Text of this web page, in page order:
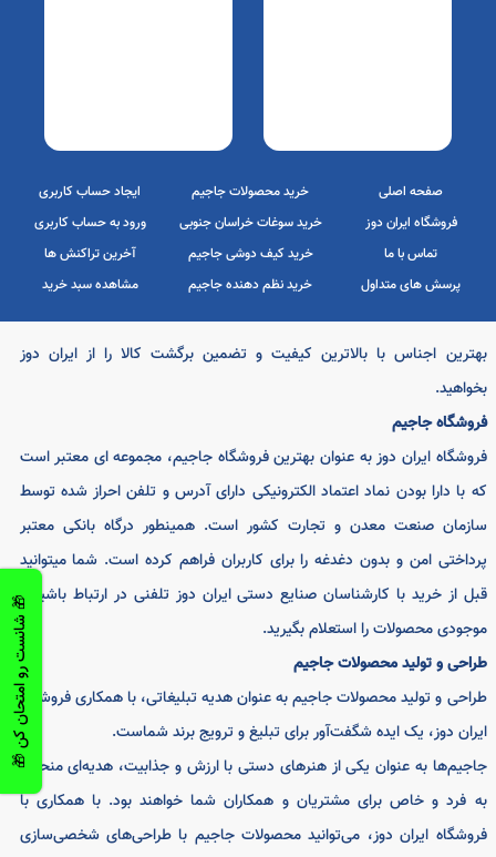
تحویل اکسپرس
اجناس با بالاترین کیفیت و تضمین برگشت کالا را از ایران دوز
جاجیم
ایران دوز به عنوان بهترین فروشگاه جاجیم، مجموعه ای معتبر است
دارا بودن نماد اعتماد الکترونيکی دارای آدرس و تلفن احراز شده توسط
صنعت معدن و تجارت کشور است. همينطور درگاه بانکی معتبر